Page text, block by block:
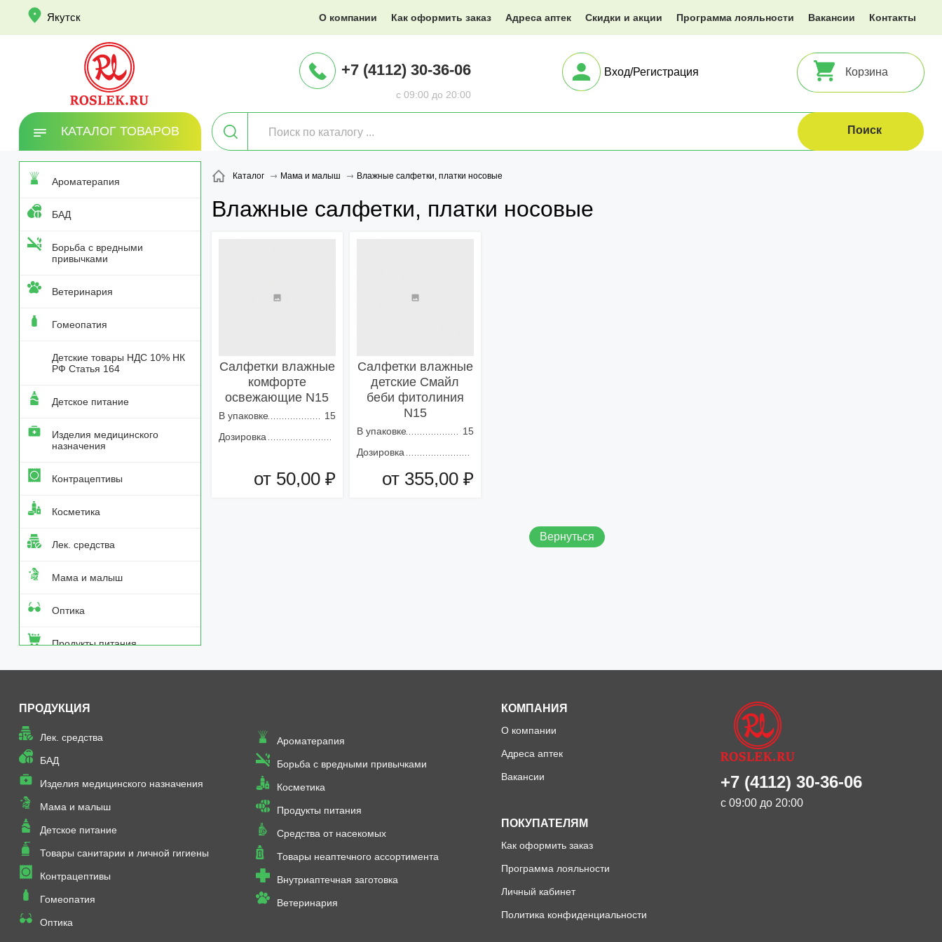
info@XXX.ru
О компании Как оформить заказ Адреса аптек Скидки и акции Программа лояльности Вакансии Контакты
с 09:00 до 20:00
+7 (4112) 30-36-06 Корзина
Вход/Регистрация
Якутск
КАТАЛОГ ТОВАРОВ
Ароматерапия
БАД
Борьба с вредными
привычками
Ветеринария
Гомеопатия
Детские товары НДС 10% НК
РФ Статья 164
Детское питание
Изделия медицинского
назначения
Контрацептивы
Косметика
Лек. средства
Мама и малыш
Оптика
Продукты питания
Товары неаптечного
гигиены
Каталог Мама и малыш Влажные салфетки, платки носовые
Влажные салфетки, платки носовые
Салфетки влажные
комфорте
освежающие N15
В упаковке
15
Дозировка
от 50,00 ₽
Салфетки влажные
детские Смайл
беби фитолиния
N15
В упаковке
15
Дозировка
от 355,00 ₽
Вернуться
ПРОДУКЦИЯ
Лек. средства
БАД
Изделия медицинского назначения
Мама и малыш
Детское питание
Товары санитарии и личной гигиены
Контрацептивы
Гомеопатия
Оптика
Ароматерапия
Борьба с вредными привычками
Косметика
Продукты питания
Средства от насекомых
Товары неаптечного ассортимента
Внутриаптечная заготовка
Ветеринария
КОМПАНИЯ
О компании
Адреса аптек
Вакансии
ПОКУПАТЕЛЯМ
Как оформить заказ
Программа лояльности
Личный кабинет
Политика конфиденциальности
+7 (4112) 30-36-06
с 09:00 до 20:00